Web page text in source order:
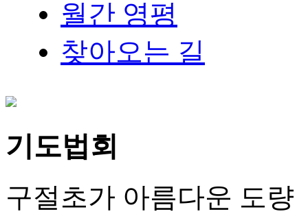
월간 영평
찾아오는 길
기도법회
구절초가 아름다운 도량